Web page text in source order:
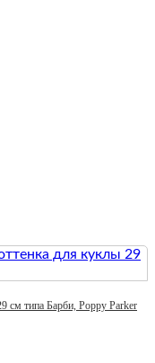
см типа Барби, Poppy Parker